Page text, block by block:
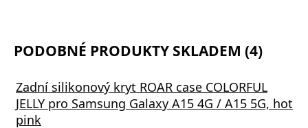
PODOBNÉ PRODUKTY SKLADEM (4)
Zadní silikonový kryt ROAR case COLORFUL
JELLY pro Samsung Galaxy A15 4G / A15 5G, hot
pink